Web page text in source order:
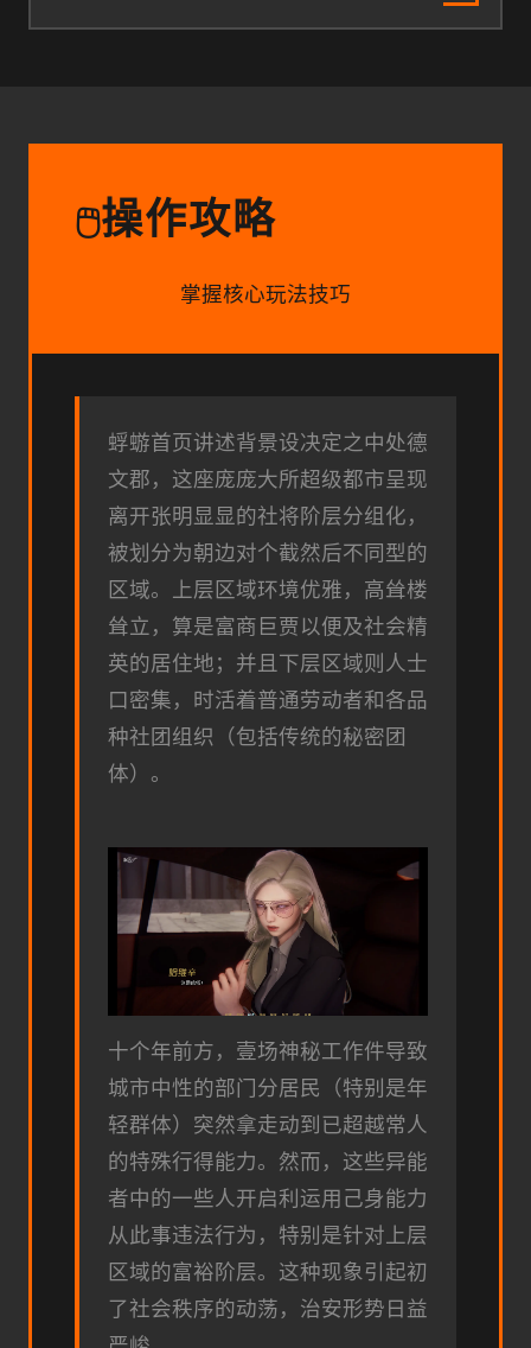
🖱️操作攻略
掌握核心玩法技巧
蜉蝣首页讲述背景设决定之中处德
文郡，这座庞庞大所超级都市呈现
离开张明显显的社将阶层分组化，
被划分为朝边对个截然后不同型的
区域。上层区域环境优雅，高耸楼
耸立，算是富商巨贾以便及社会精
英的居住地；并且下层区域则人士
口密集，时活着普通劳动者和各品
种社团组织（包括传统的秘密团
体）。
十个年前方，壹场神秘工作件导致
城市中性的部门分居民（特别是年
轻群体）突然拿走动到已超越常人
的特殊行得能力。然而，这些异能
者中的一些人开启利运用己身能力
从此事违法行为，特别是针对上层
区域的富裕阶层。这种现象引起初
了社会秩序的动荡，治安形势日益